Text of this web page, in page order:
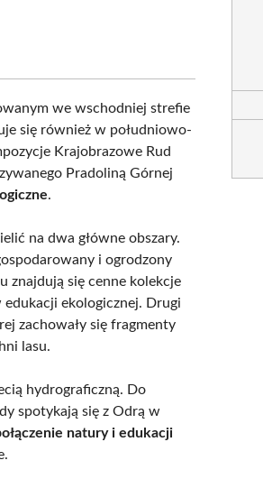
we wschodniej strefie
się również w południowo-
Krajobrazowe Rud
Pradoliną Górnej
.
na dwa główne obszary.
i ogrodzony
znajdują się cenne kolekcje
ekologicznej. Drugi
zachowały się fragmenty
lasu.
hydrograficzną. Do
spotykają się z Odrą w
natury i edukacji